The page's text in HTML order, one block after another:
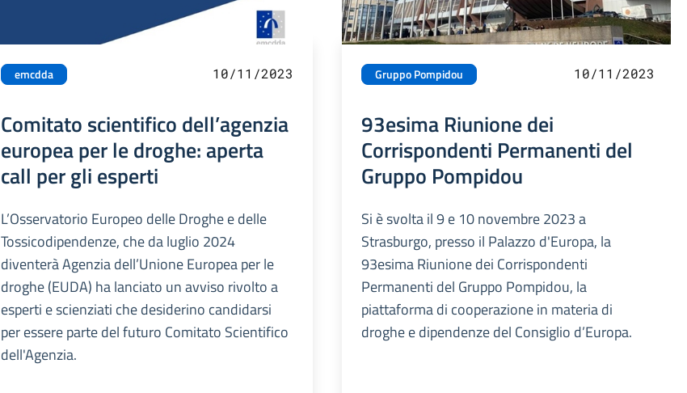
emcdda 10/11/2023
Comitato scientifico dell’agenzia
europea per le droghe: aperta
call per gli esperti
L’Osservatorio Europeo delle Droghe e delle
Tossicodipendenze, che da luglio 2024
diventerà Agenzia dell’Unione Europea per le
droghe (EUDA) ha lanciato un avviso rivolto a
esperti e scienziati che desiderino candidarsi
per essere parte del futuro Comitato Scientifico
dell'Agenzia.
Gruppo Pompidou 10/11/2023
93esima Riunione dei
Corrispondenti Permanenti del
Gruppo Pompidou
Si è svolta il 9 e 10 novembre 2023 a
Strasburgo, presso il Palazzo d'Europa, la
93esima Riunione dei Corrispondenti
Permanenti del Gruppo Pompidou, la
piattaforma di cooperazione in materia di
droghe e dipendenze del Consiglio d’Europa.